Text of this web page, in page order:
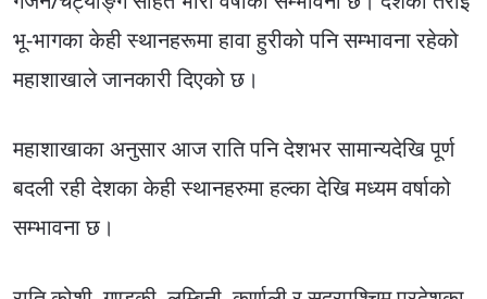
भू-भागका केही स्थानहरूमा हावा हुरीको पनि सम्भावना रहेको
महाशाखाले जानकारी दिएको छ।
महाशाखाका अनुसार आज राति पनि देशभर सामान्यदेखि पूर्ण
बदली रही देशका केही स्थानहरुमा हल्का देखि मध्यम वर्षाको
सम्भावना छ।